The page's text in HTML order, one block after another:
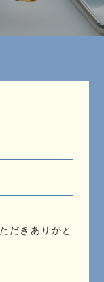
だきありがと